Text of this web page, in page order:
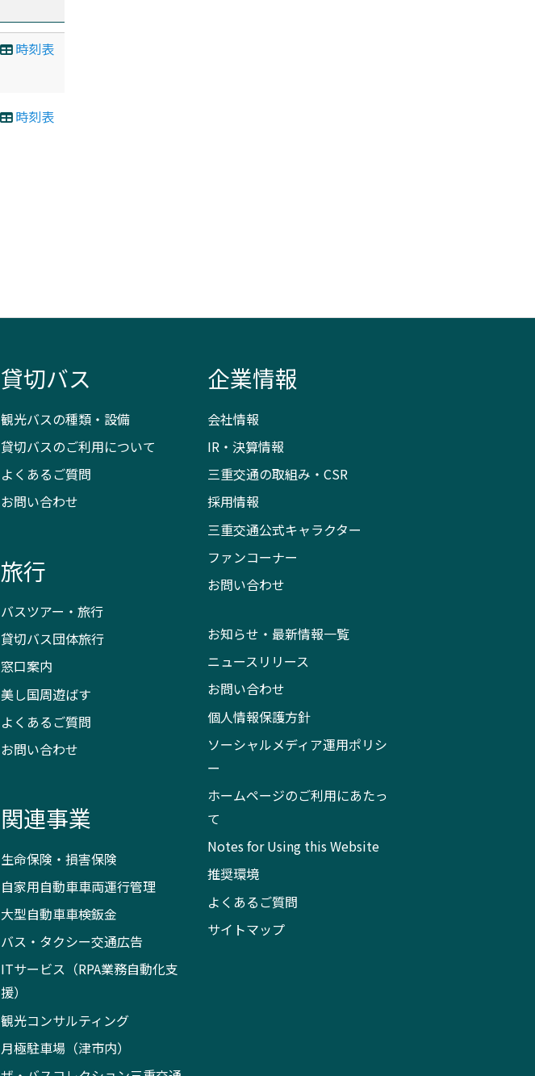
時刻表
時刻表
貸切バス
観光バスの種類・設備
貸切バスのご利用について
よくあるご質問
お問い合わせ
旅行
バスツアー・旅行
貸切バス団体旅行
窓口案内
美し国周遊ばす
よくあるご質問
お問い合わせ
関連事業
生命保険・損害保険
自家用自動車車両運行管理
大型自動車車検鈑金
バス・タクシー交通広告
ITサービス（RPA業務自動化支
援）
観光コンサルティング
月極駐車場（津市内）
企業情報
会社情報
IR・決算情報
三重交通の取組み・CSR
採用情報
三重交通公式キャラクター
ファンコーナー
お問い合わせ
お知らせ・最新情報一覧
ニュースリリース
お問い合わせ
個人情報保護方針
ソーシャルメディア運用ポリシ
ー
ホームページのご利用にあたっ
て
Notes for Using this Website
推奨環境
よくあるご質問
サイトマップ